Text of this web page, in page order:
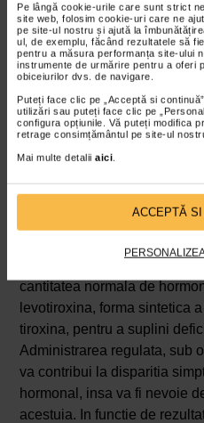
Pe lângă cookie-urile care sunt strict
site web, folosim cookie-uri care ne
pe site-ul nostru și ajută la
ul, de exemplu, făcând rezultatele să
pentru a măsura performanța site-ului
instrumente de urmărire pentru a oferi
obiceiurilor dvs. de navigare.
Puteți face clic pe „Acceptă si
utilizări sau puteți face clic pe
configura opțiunile. Vă puteți modifica
retrage consimțământul pe site-ul
Mai multe detalii aici.
ACCEPTĂ
Glanda tiroida are un rol
functionare a intregului
farmacistii Catena
suplimentul alimentar care
de turmeric, zinc, seleniu
Tratament pentru
tratament, insa medicul este
cantitatea normala de
levotiroxina, forma sintetica
tiroxina, pentru a suplini
Administrarea regulata, sub
va contribui la disparitia
hormonal, insa va fi nevoie
acestuia. In functie de